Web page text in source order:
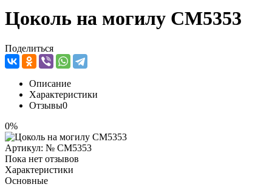
Цоколь на могилу CM5353
Поделиться
Описание
Характеристики
Отзывы0
0%
Артикул: № CM5353
Пока нет отзывов
Характеристики
Основные